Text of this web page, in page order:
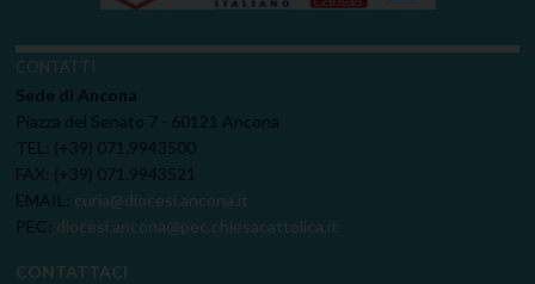
CONTATTI
Sede di Ancona
Piazza del Senato 7 - 60121 Ancona
TEL: (+39) 071.9943500
FAX: (+39) 071.9943521
EMAIL: curia@diocesi.ancona.it
PEC: diocesi.ancona@pec.chiesacattolica.it
CONTATTACI